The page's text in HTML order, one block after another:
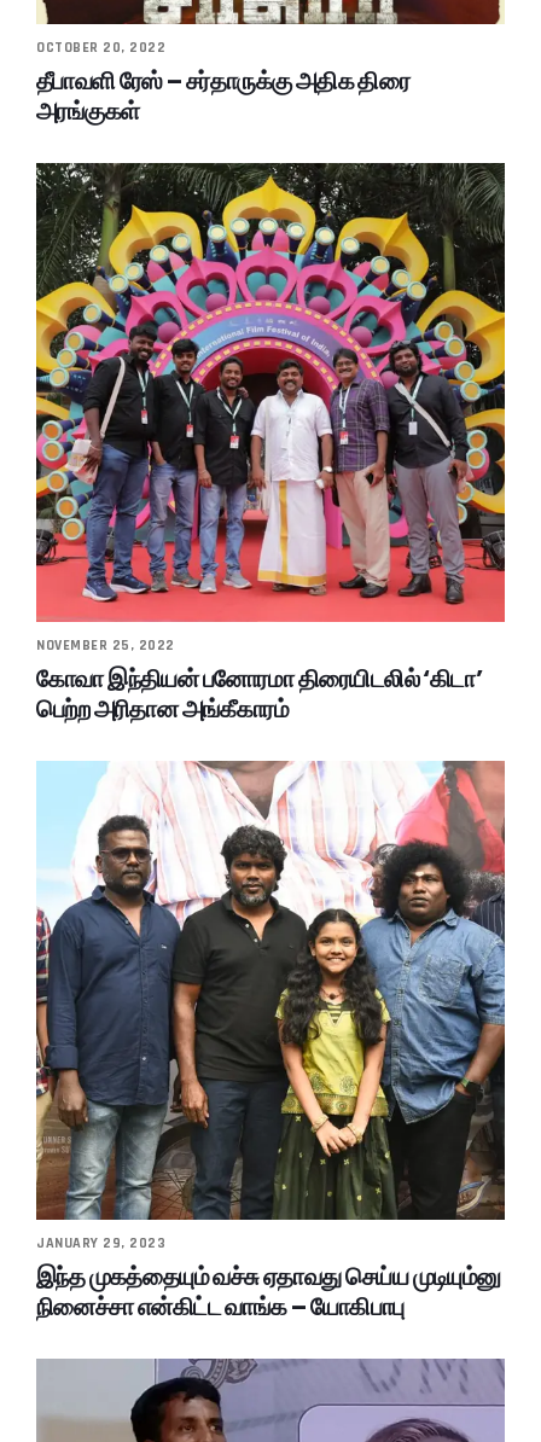
OCTOBER 20, 2022
தீபாவளி ரேஸ் – சர்தாருக்கு அதிக திரை
அரங்குகள்
NOVEMBER 25, 2022
கோவா இந்தியன் பனோரமா திரையிடலில் ‘கிடா’
பெற்ற அரிதான அங்கீகாரம்
JANUARY 29, 2023
இந்த முகத்தையும் வச்சு ஏதாவது செய்ய முடியும்னு
நினைச்சா என்கிட்ட வாங்க – யோகிபாபு